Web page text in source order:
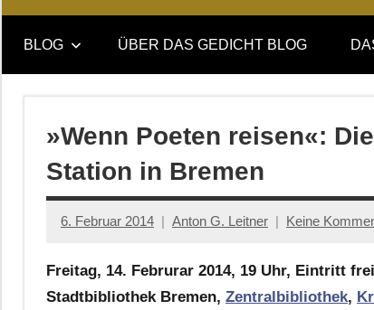
DAS
GEDICHT
blog
DAS
GEDICHT.
BLOG ÜBER DAS GEDICHT BLOG
»Wenn Poeten reisen«:
Station in Bremen
6. Februar 2014 Anton G. Leitner Keine
Freitag, 14. Februrar 2014, 19 Uhr, Eintritt frei
Stadtbibliothek Bremen, Zentralbibliothek,